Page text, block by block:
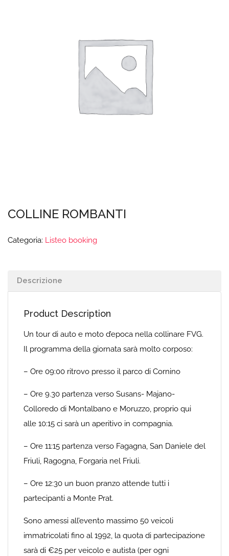
COLLINE ROMBANTI
Categoria: Listeo booking
Descrizione
Product Description
Un tour di auto e moto d’epoca nella collinare FVG.
Il programma della giornata sarà molto corposo:
– Ore 09:00 ritrovo presso il parco di Cornino
– Ore 9.30 partenza verso Susans- Majano-
Colloredo di Montalbano e Moruzzo, proprio qui
alle 10:15 ci sarà un aperitivo in compagnia.
– Ore 11:15 partenza verso Fagagna, San Daniele del
Friuli, Ragogna, Forgaria nel Friuli.
– Ore 12:30 un buon pranzo attende tutti i
partecipanti a Monte Prat.
Sono amessi all’evento massimo 50 veicoli
immatricolati fino al 1992, la quota di partecipazione
sarà di €25 per veicolo e autista (per ogni